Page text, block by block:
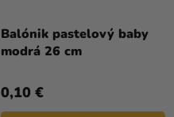
Balónik pastelový baby
modrá 26 cm
0,10 €